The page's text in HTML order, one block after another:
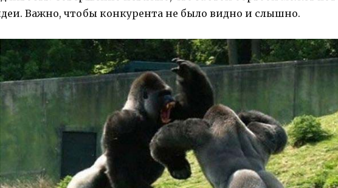
Важно, чтобы конкурента не было видно и слышно.